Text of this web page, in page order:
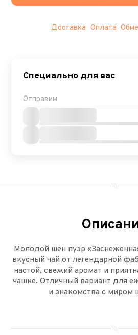
Доставка Оплата
Специально для вас
Отправим
Молодой шен пуэр
вкусный чай от легендарной
настой, свежий аромат и
чашке. Отличный вариант для
и знакомства с миром